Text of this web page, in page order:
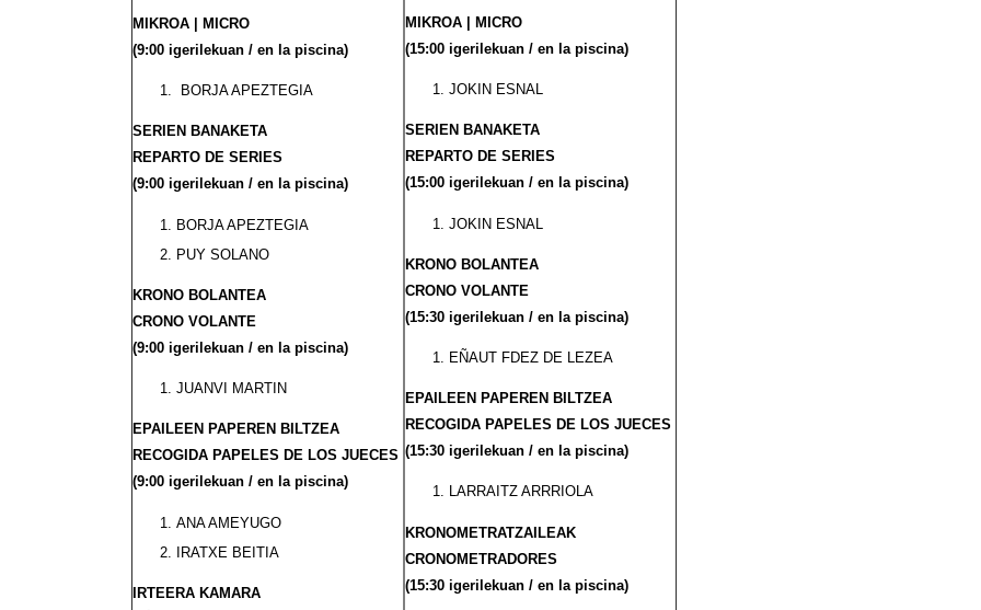
MIKROA | MICRO
(9:00 igerilekuan / en la piscina)
BORJA APEZTEGIA
SERIEN BANAKETA
REPARTO DE SERIES
(9:00 igerilekuan / en la piscina)
BORJA APEZTEGIA
PUY SOLANO
KRONO BOLANTEA
CRONO VOLANTE
(9:00 igerilekuan / en la piscina)
JUANVI MARTIN
EPAILEEN PAPEREN BILTZEA
RECOGIDA PAPELES DE LOS JUECES
(9:00 igerilekuan / en la piscina)
ANA AMEYUGO
IRATXE BEITIA
IRTEERA KAMARA
MIKROA | MICRO
(15:00 igerilekuan / en la piscina)
JOKIN ESNAL
SERIEN BANAKETA
REPARTO DE SERIES
(15:00 igerilekuan / en la piscina)
JOKIN ESNAL
KRONO BOLANTEA
CRONO VOLANTE
(15:30 igerilekuan / en la piscina)
EÑAUT FDEZ DE LEZEA
EPAILEEN PAPEREN BILTZEA
RECOGIDA PAPELES DE LOS JUECES
(15:30 igerilekuan / en la piscina)
LARRAITZ ARRRIOLA
KRONOMETRATZAILEAK
CRONOMETRADORES
(15:30 igerilekuan / en la piscina)